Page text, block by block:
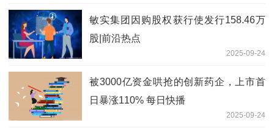
敏实集团因购股权获行使发行158.46万
股|前沿热点
2025-09-24
被3000亿资金哄抢的创新药企，上市首
日暴涨110% 每日快播
2025-09-24